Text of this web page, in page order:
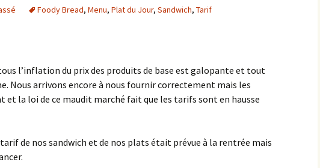
Foody Bread, Menu, Plat du Jour, Sandwich, Tarif
l’inflation du prix des produits de base est galopante et tout
Nous arrivons encore à nous fournir correctement mais les
et la loi de ce maudit marché fait que les tarifs sont en hausse
de nos sandwich et de nos plats était prévue à la rentrée mais